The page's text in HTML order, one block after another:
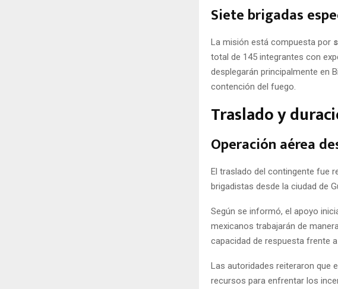
Siete brigadas
La misión está compuesta por
total de 145 integrantes con
desplegarán principalmente en
contención del fuego.
Traslado y
Operación aérea
El traslado del contingente fue
brigadistas desde la ciudad de
Según se informó, el apoyo
mexicanos trabajarán de
capacidad de respuesta frente
Las autoridades reiteraron que
recursos para enfrentar los